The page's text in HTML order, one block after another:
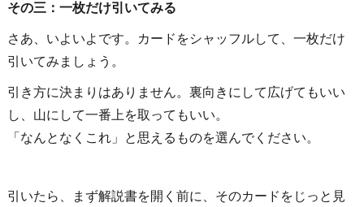
その三：一枚だけ引いてみる
さあ、いよいよです。カードをシャッフルして、一枚だけ
引いてみましょう。
引き方に決まりはありません。裏向きにして広げてもいい
し、山にして一番上を取ってもいい。
「なんとなくこれ」と思えるものを選んでください。
引いたら、まず解説書を開く前に、そのカードをじっと見